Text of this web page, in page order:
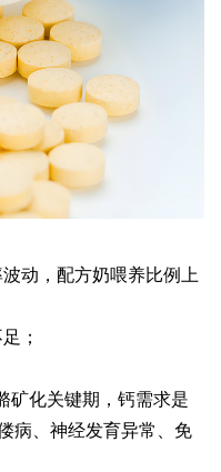
动，配方奶喂养比例上
；
矿化关键期，钙需求是
病、神经发育异常、免